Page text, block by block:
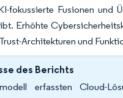
fokussierte Fusionen und
Erhöhte
Architekturen und
des Berichts
erfassten